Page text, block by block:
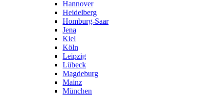
Hannover
Heidelberg
Homburg-Saar
Jena
Kiel
Köln
Leipzig
Lübeck
Magdeburg
Mainz
München